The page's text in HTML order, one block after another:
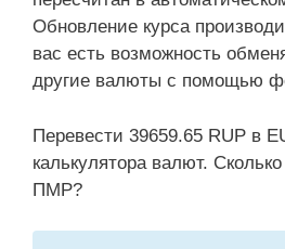
Обновление курса
вас есть возможность
другие валюты с помощью
Перевести 39659.65 RUP в
калькулятора валют.
ПМР?